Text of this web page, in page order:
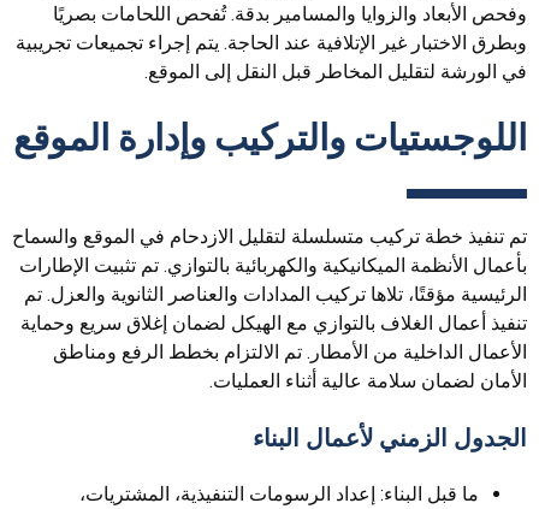
وفحص الأبعاد والزوايا والمسامير بدقة. تُفحص اللحامات بصريًا
وبطرق الاختبار غير الإتلافية عند الحاجة. يتم إجراء تجميعات تجريبية
في الورشة لتقليل المخاطر قبل النقل إلى الموقع.
اللوجستيات والتركيب وإدارة الموقع
تم تنفيذ خطة تركيب متسلسلة لتقليل الازدحام في الموقع والسماح
بأعمال الأنظمة الميكانيكية والكهربائية بالتوازي. تم تثبيت الإطارات
الرئيسية مؤقتًا، تلاها تركيب المدادات والعناصر الثانوية والعزل. تم
تنفيذ أعمال الغلاف بالتوازي مع الهيكل لضمان إغلاق سريع وحماية
الأعمال الداخلية من الأمطار. تم الالتزام بخطط الرفع ومناطق
الأمان لضمان سلامة عالية أثناء العمليات.
الجدول الزمني لأعمال البناء
ما قبل البناء: إعداد الرسومات التنفيذية، المشتريات،